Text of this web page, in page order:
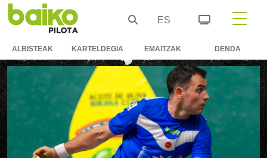
ES
ALBISTEAK KARTELDEGIA EMAITZAK DENDA